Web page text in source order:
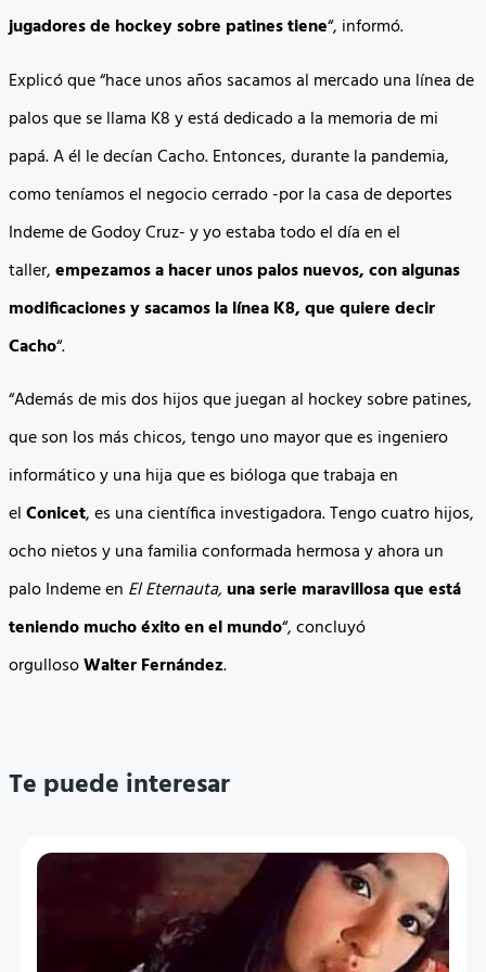
jugadores de hockey sobre patines tiene“, informó.
Explicó que “hace unos años sacamos al mercado una línea de
palos que se llama K8 y está dedicado a la memoria de mi
papá. A él le decían Cacho. Entonces, durante la pandemia,
como teníamos el negocio cerrado -por la casa de deportes
Indeme de Godoy Cruz- y yo estaba todo el día en el
taller,empezamos a hacer unos palos nuevos, con algunas
modificaciones y sacamos la línea K8, que quiere decir
Cacho“.
“Además de mis dos hijos que juegan al hockey sobre patines,
que son los más chicos, tengo uno mayor que es ingeniero
informático y una hija que es bióloga que trabaja en
elConicet, es una científica investigadora. Tengo cuatro hijos,
ocho nietos y una familia conformada hermosa y ahora un
palo Indeme en El Eternauta,una serie maravillosa que está
teniendo mucho éxito en el mundo“, concluyó
orgullosoWalter Fernández.
Te puede interesar